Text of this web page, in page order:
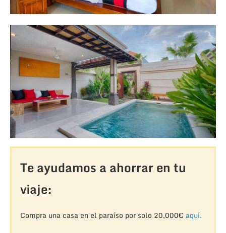
Te ayudamos a ahorrar en tu
viaje:
Compra una casa en el paraíso por solo 20,000€ aquí.